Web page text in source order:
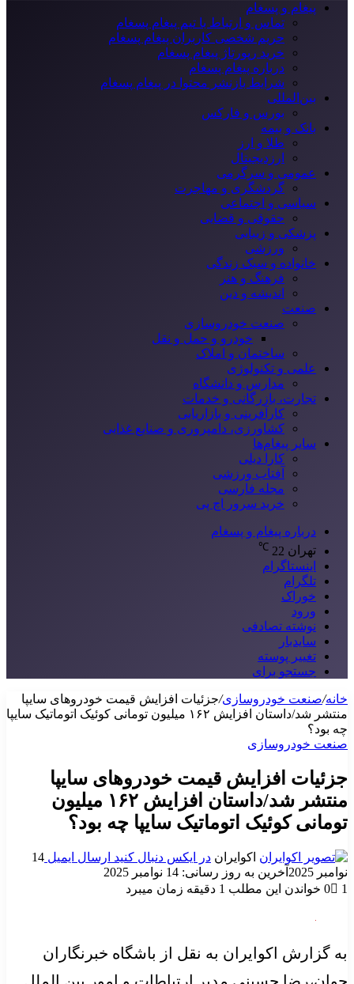
پیغام و پسغام
تماس و ارتباط با تیم پیغام پسغام
حریم شخصی کاربران پیغام پسغام
خرید رپورتاژ پیغام پسغام
درباره پیغام پسغام
شرایط بازنشر محتوا در پیغام پسغام
بین‌المللی
بورس و فارکس
بانک و بیمه
طلا و ارز
ارزدیجیتال
عمومی و سرگرمی
گردشگری و مهاجرت
سیاسی و اجتماعی
حقوقی و قضایی
پزشکی و زیبایی
ورزشی
خانواده و سبک زندگی
فرهنگ و هنر
اندیشه و دین
صنعت
صنعت خودروسازی
خودرو و حمل و نقل
ساختمان و املاک
علمی و تکنولوژی
مدارس و دانشگاه
تجارت، بازرگانی و خدمات
کارآفرینی و بازاریابی
کشاورزی، دامپروری و صنایع غذایی
سایر پیغام‌ها
کارا دیلی
آفتاب ورزشی
مجله فارسی
خرید سرور اچ پی
درباره پیغام و پسغام
تهران 22
℃
اینستاگرام
تلگرام
خوراک
ورود
نوشته تصادفی
سایدبار
تغییر پوسته
جستجو برای
خانه/صنعت خودروسازی/جزئیات افزایش قیمت خودروهای سایپا
منتشر شد/داستان افزایش ۱۶۲ میلیون تومانی کوئیک اتوماتیک سایپا
چه بود؟
صنعت خودروسازی
جزئیات افزایش قیمت خودروهای سایپا
منتشر شد/داستان افزایش ۱۶۲ میلیون
تومانی کوئیک اتوماتیک سایپا چه بود؟
اکوایران در ایکس دنبال کنید ارسال ایمیل 14
نوامبر 2025
آخرین به روز رسانی: 14 نوامبر 2025
0
1 خواندن این مطلب 1 دقیقه زمان میبرد
به گزارش اکوایران به نقل از باشگاه خبرنگاران
جوان،رضا حسینی مدیر ارتباطات و امور بین الملل